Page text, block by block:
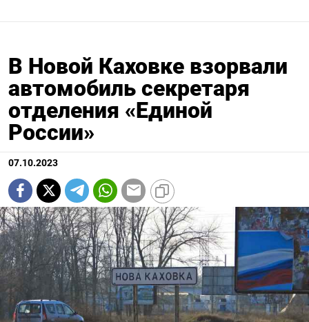
В Новой Каховке взорвали
автомобиль секретаря
отделения «Единой
России»
07.10.2023